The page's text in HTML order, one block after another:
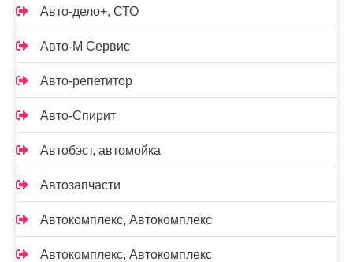
Авто-дело+, СТО
Авто-М Сервис
Авто-репетитор
Авто-Спирит
Автобэст, автомойка
Автозапчасти
Автокомплекс, Автокомплекс
Автокомплекс, Автокомплекс